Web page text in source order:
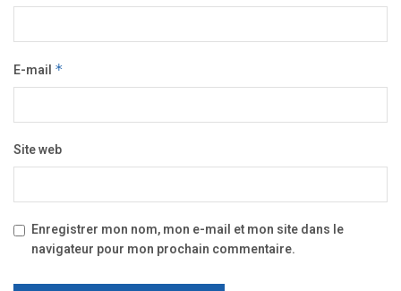
E-mail *
Site web
Enregistrer mon nom, mon e-mail et mon site dans le
navigateur pour mon prochain commentaire.